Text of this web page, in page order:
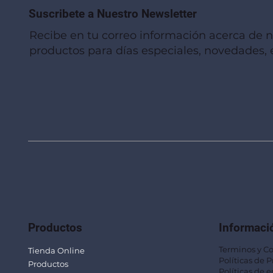
Suscribete a Nuestro Newsletter
Recibe en tu correo información acerca de
productos para días especiales, novedades,
Productos
Tienda Online
Productos
Terminos y
Políticas de